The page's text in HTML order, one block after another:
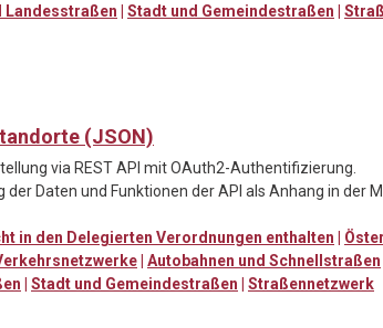
Landesstraßen | Stadt und Gemeindestraßen |
(JSON)
via REST API mit OAuth2-Authentifizierung.
der Daten und Funktionen der API als Anhang in der
in den Delegierten Verordnungen enthalten |
| Autobahnen und Schnellstraßen
| Stadt und Gemeindestraßen | Straßennetzwerk